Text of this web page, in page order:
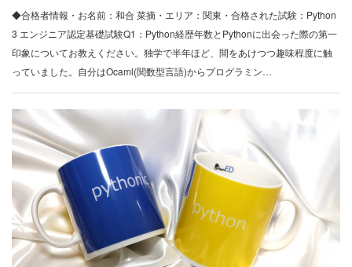
◆合格者情報・お名前：和合 菜摘・エリア：関東・合格された試験：Python
3 エンジニア認定基礎試験Q1：Python経歴年数とPythonに出会った際の第一
印象についてお教えください。独学で半年ほど、間をあけつつ趣味程度に触
っていました。自分はOcaml(関数型言語)からプログラミン…